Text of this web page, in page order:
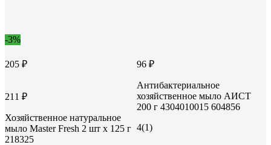
-3%
205 ₽
211 ₽
Хозяйственное натуральное
мыло Master Fresh 2 шт x 125 г
218325
96 ₽
Антибактериальное
хозяйственное мыло АИСТ
200 г 4304010015 604856
4(1)